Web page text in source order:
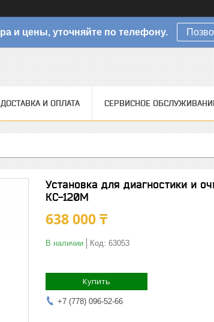
и цены, уточняйте по телефону.
ДОСТАВКА И ОПЛАТА СЕРВИСНОЕ
Установка для диагностики и
КС-120М
638 000 ₸
В наличии Код: 63053
Купить
+7 (778) 096-52-66